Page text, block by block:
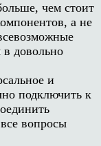
чем стоит
а не
в довольно
и
подключить к
вопросы